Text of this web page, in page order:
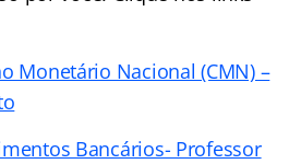
Monetário Nacional (CMN) –
Bancários- Professor